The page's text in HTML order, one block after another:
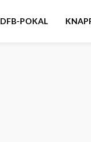
DFB-POKAL